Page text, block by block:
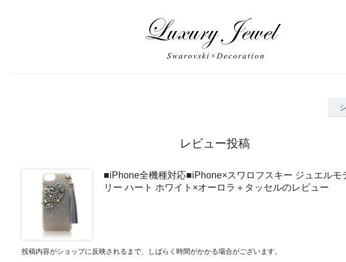
レビュー投稿
■iPhone全機種対応■iPhone×スワロフスキー ジュエルモ
リー ハート ホワイト×オーロラ＋タッセルのレビュー
投稿内容がショップに反映されるまで、しばらく時間がかかる場合がございます。